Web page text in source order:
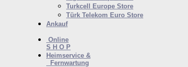
Turkcell Europe Store
Türk Telekom Euro Store
Ankauf
Online
S H O P
Heimservice &
Fernwartung